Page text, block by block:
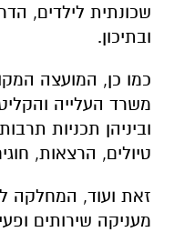
שכונתית לילדים,
ובתיכון.
כמו כן, המועצה
משרד העלייה
וביניהן תכניות
טיולים, הרצאות,
זאת ועוד, המחלקה
מעניקה שירותים